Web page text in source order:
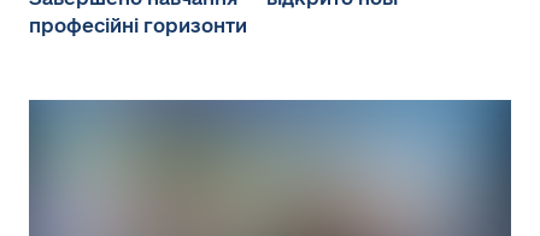
професійні горизонти